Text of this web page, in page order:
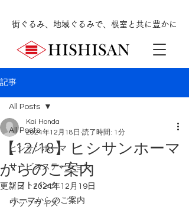
街ぐるみ、地域ぐるみで、根室と共に豊かに
記事
All Posts
ヒシサンホーマ
サービスステーション
ソフトバンク
ワッツウィズ
All Posts
【12/18】ヒシサンホーマ
からのご案内
Kai Honda
2024年12月18日 読了時間: 1分
更新日： 2024年12月19日
ホーマからのご案内